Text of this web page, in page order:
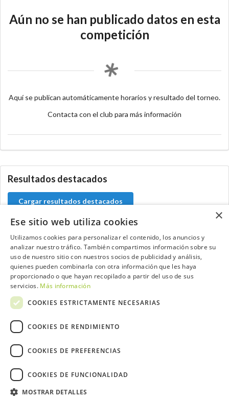
Aún no se han publicado datos en esta
competición
Aquí se publican automáticamente horarios y resultado del torneo.
Contacta con el club para más información
Resultados destacados
Cargar resultados destacados
Contacta con el equipo de NextCaddy
Opina Contacta
2026 ©NextCaddy.
×
Ese sitio web utiliza cookies
Utilizamos cookies para personalizar el contenido, los anuncios y
analizar nuestro tráfico. También compartimos información sobre su
uso de nuestro sitio con nuestros socios de publicidad y análisis,
quienes pueden combinarla con otra información que les haya
proporcionado o que hayan recopilado a partir del uso de sus
servicios. Más información
COOKIES ESTRICTAMENTE NECESARIAS
COOKIES DE RENDIMIENTO
COOKIES DE PREFERENCIAS
COOKIES DE FUNCIONALIDAD
MOSTRAR DETALLES